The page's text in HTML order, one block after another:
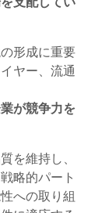
形成に重要
ヤー、流通
が競争力を
を維持し、
略的パート
への取り組